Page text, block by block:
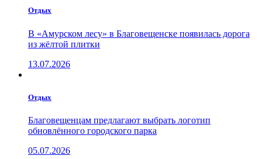
Отдых
В «Амурском лесу» в Благовещенске появилась дорога
из жёлтой плитки
13.07.2026
Отдых
Благовещенцам предлагают выбрать логотип
обновлённого городского парка
05.07.2026